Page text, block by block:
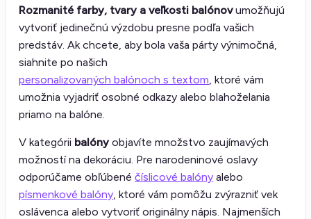
Rozmanité farby, tvary a veľkosti balónovumožňujú
vytvoriť jedinečnú výzdobu presne podľa vašich
predstáv. Ak chcete, aby bola vaša párty výnimočná,
siahnite po našich
personalizovaných balónoch s textom, ktoré vám
umožnia vyjadriť osobné odkazy alebo blahoželania
priamo na balóne.
V kategórii balónyobjavíte množstvo zaujímavých
možností na dekoráciu. Pre narodeninové oslavy
odporúčame obľúbené číslicové balóny alebo
písmenkové balóny, ktoré vám pomôžu zvýrazniť vek
oslávenca alebo vytvoriť originálny nápis. Najmenších